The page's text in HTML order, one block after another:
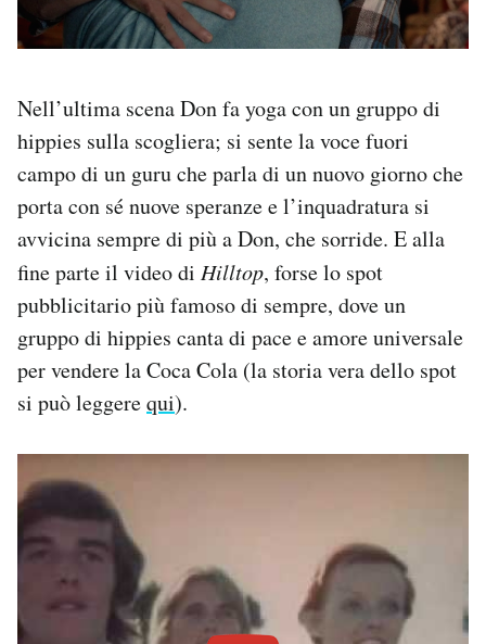
Nell’ultima scena Don fa yoga con un gruppo di
hippies sulla scogliera; si sente la voce fuori
campo di un guru che parla di un nuovo giorno che
porta con sé nuove speranze e l’inquadratura si
avvicina sempre di più a Don, che sorride. E alla
fine parte il video di Hilltop, forse lo spot
pubblicitario più famoso di sempre, dove un
gruppo di hippies canta di pace e amore universale
per vendere la Coca Cola (la storia vera dello spot
si può leggerequi).